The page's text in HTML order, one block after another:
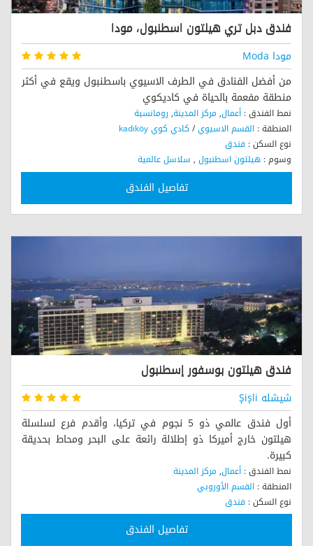
فندق دبل تري هيلتون اسطنبول، مودا
مودا Moda
من أفضل الفنادق في الطرف الاسيوي باسطنبول ويقع في أكثر
منطقة مفعمة بالحياة في كاديكوي
نمط الفندق : أعمال, مركز المدينة, رومانسية
المنطقة : القسم الاسيوي/ كادي كوي kadıköy
نوع السكن : فندق
وسوم : هيلتون اسطنبول , سلاسل عالمية
تفاصيل الفندق
فندق هيلتون بوسفور إسطنبول
شيشله Şişli
أول فندق عالمي ذو 5 نجوم في تركيا، وأقدم فرع لسلسلة
هيلتون خارج أميركا ذو إطلالة رائعة على البحر ومحاط بحديقة
كبيرة.
نمط الفندق : أعمال, مركز المدينة
المنطقة : القسم الأوروبي
نوع السكن : فندق
وسوم :سلاسل عالمية
تفاصيل الفندق